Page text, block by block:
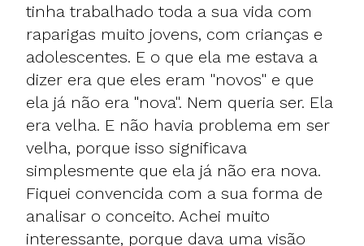
tinha trabalhado toda a sua vida com
raparigas muito jovens, com crianças e
adolescentes. E o que ela me estava a
dizer era que eles eram "novos" e que
ela já não era "nova". Nem queria ser. Ela
era velha. E não havia problema em ser
velha, porque isso significava
simplesmente que ela já não era nova.
Fiquei convencida com a sua forma de
analisar o conceito. Achei muito
interessante, porque dava uma visão